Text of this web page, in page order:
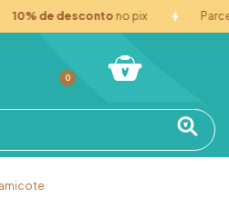
de descontono pix Parcele
0